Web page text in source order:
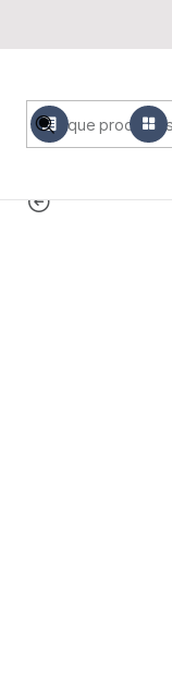
MENÚ